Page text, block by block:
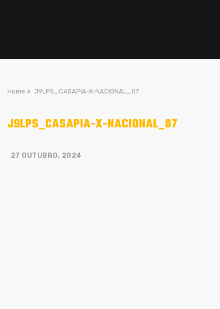
Home > J9LPS_CASAPIA-X-NACIONAL_07
J9LPS_CASAPIA-X-NACIONAL_07
27 OUTUBRO, 2024